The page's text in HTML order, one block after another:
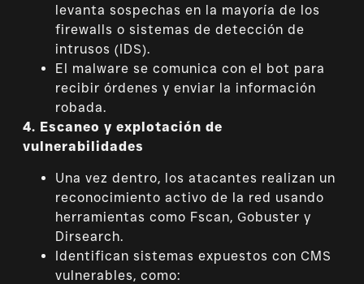
levanta sospechas en la mayoría de los
firewalls o sistemas de detección de
intrusos (IDS).
El malware se comunica con el bot para
recibir órdenes y enviar la información
robada.
4. Escaneo y explotación de
vulnerabilidades
Una vez dentro, los atacantes realizan un
reconocimiento activo de la red usando
herramientas como Fscan, Gobuster y
Dirsearch.
Identifican sistemas expuestos con CMS
vulnerables, como: